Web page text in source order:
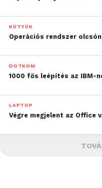
KÜTYÜK
Operációs rendszer
DOTKOM
1000 fős leépítés az IBM-
LAPTOP
Végre megjelent az Office